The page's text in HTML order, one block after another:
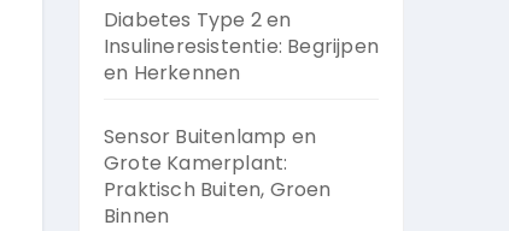
Diabetes Type 2 en
Insulineresistentie: Begrijpen
en Herkennen
Sensor Buitenlamp en
Grote Kamerplant:
Praktisch Buiten, Groen
Binnen